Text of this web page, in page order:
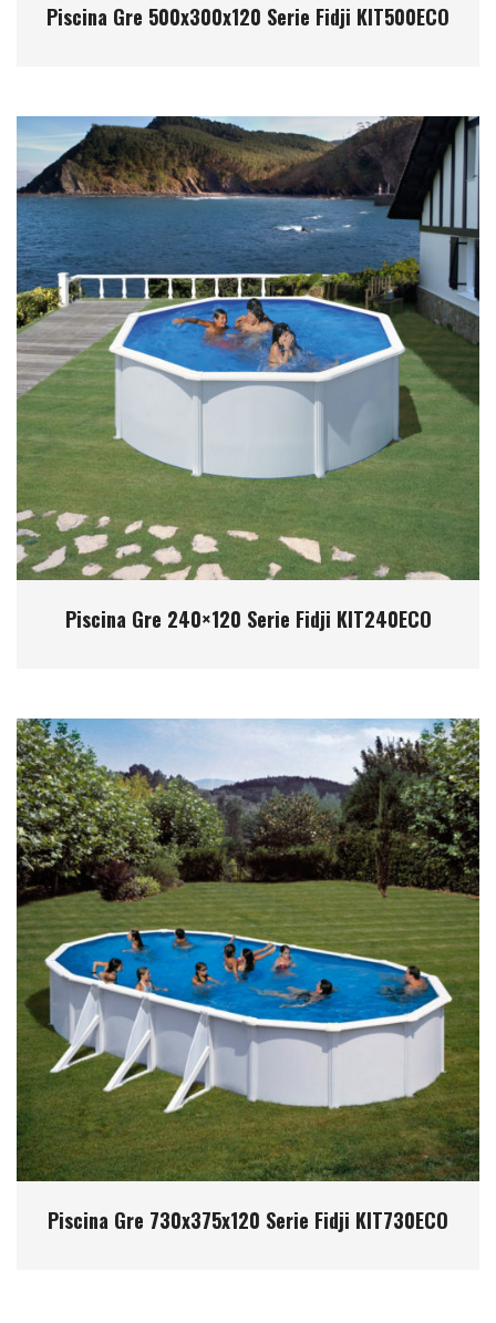
Piscina Gre 500x300x120 Serie Fidji KIT500ECO
Piscina Gre 240×120 Serie Fidji KIT240ECO
Piscina Gre 730x375x120 Serie Fidji KIT730ECO